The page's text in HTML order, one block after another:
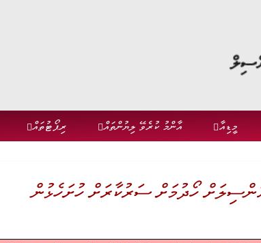
މީޑިއާ އާންމު ކުރެވޭ ލިޔުންތައް ރިޕޯޓުތައް